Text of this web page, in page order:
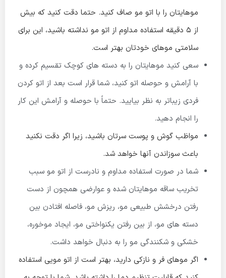
موهایتان را با اتو مو صاف کنید. حتما دقت کنید که بیش
از ۵ دقیقه استفاده مداوم از اتو مو نداشته باشید، این برای
سلامتی موهای خودتان بهتر است.
سعی کنید موهایتان را به دسته های کوچک تقسیم کرده و
با آرامش و حوصله اتو کنید، شما قرار است بعد از اتو کردن
فردی زیباتر به نظر بیایید. حتماً با حوصله و آرامش این کار
را انجام دهید.
مواظب گوش و پوست سرتان باشید، زیرا اگر دقت نکنید
باعث سوزاندن آنها خواهد شد.
شما در صورت استفاده مداوم و نادرست از اتو مو سبب
تخریب ساقه موهایتان شده و عوارضی همچون از دست
رفتن درخشش طبیعی مو، ریزش مو، فاصله افتادن بین
دسته های مو، از بین رفتن یکنواختی مو، ایجاد موخوره،
خشکی و شکنندگی مو را به دنبال خواهد داشت‌.
اگر موهای فر و نازکی دارید، بهتر است از اتو مویی استفاده